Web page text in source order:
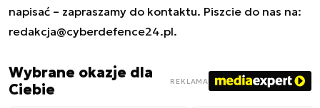
napisać – zapraszamy do kontaktu. Piszcie do nas na:
redakcja@cyberdefence24.pl.
Wybrane okazje dla
Ciebie
REKLAMA